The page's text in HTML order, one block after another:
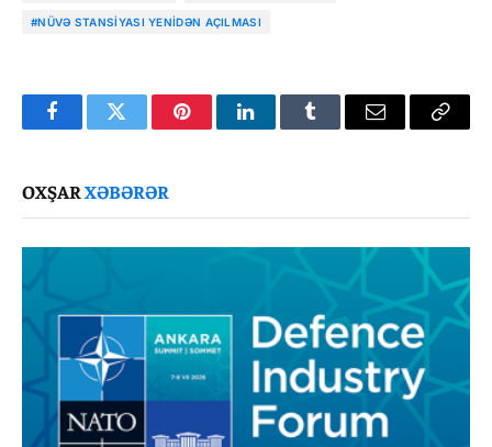
#NÜVƏ STANSIYASI YENIDƏN AÇILMASI
FacebookTwitter PinterestLinkedInTumblr Email
Copy
OXŞARXƏBƏRƏR